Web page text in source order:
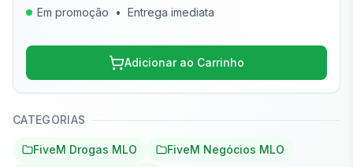
Em promoção • Entrega imediata
Adicionar ao Carrinho
CATEGORIAS
FiveM Drogas MLO
FiveM Negócios MLO